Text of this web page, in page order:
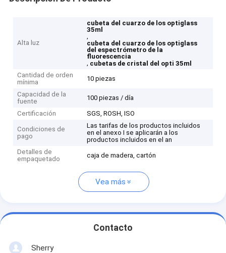
Alta luz
cubeta del cuarzo de los optiglass
35ml
,
cubeta del cuarzo de los optiglass
del espectrómetro de la
fluorescencia
, cubetas de cristal del opti 35ml
Cantidad de orden
mínima
10 piezas
Capacidad de la
fuente
100 piezas / día
Certificación SGS, ROSH, ISO
Condiciones de
pago
Las tarifas de los productos incluidos
en el anexo I se aplicarán a los
productos incluidos en el an
Detalles de
empaquetado
caja de madera, cartón
Vea más
Contacto
Sherry